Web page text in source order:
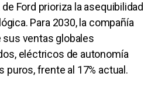
Ford prioriza la asequibilidad
Para 2030, la compañía
sus ventas globales
eléctricos de autonomía
puros, frente al 17% actual.